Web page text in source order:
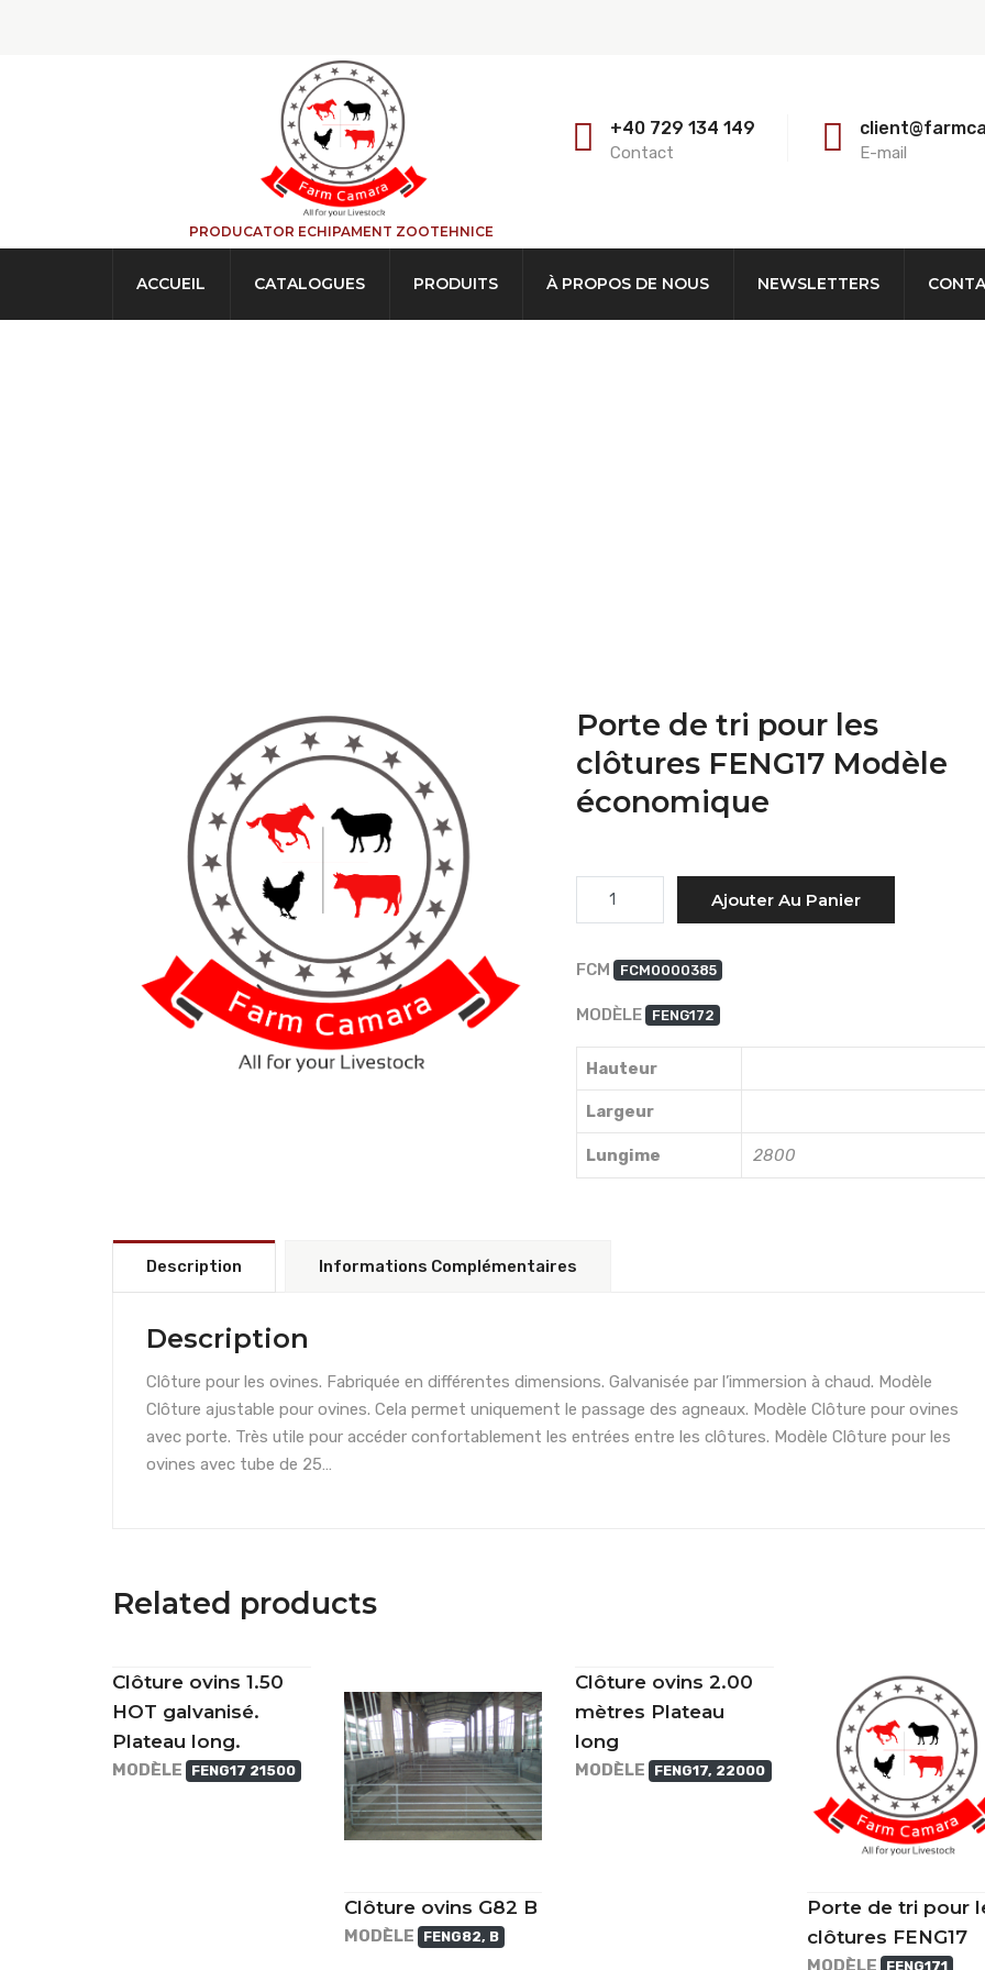
+40 729 134 149
Contact E-mail
PRODUCATOR ECHIPAMENT ZOOTEHNICE
ACCUEIL CATALOGUES PRODUITS À PROPOS DE NOUS NEWSLETTERS
Porte de tri pour les
clôtures FENG17 Modèle
économique
Quantité
Ajouter Au Panier
FCM FCM0000385
MODÈLE FENG172
Hauteur
Largeur
Lungime 2800
Description Informations Complémentaires
Description
Clôture pour les ovines. Fabriquée en différentes dimensions. Galvanisée par l’immersion à chaud. Modèle
Clôture ajustable pour ovines. Cela permet uniquement le passage des agneaux. Modèle Clôture pour ovines
avec porte. Très utile pour accéder confortablement les entrées entre les clôtures. Modèle Clôture pour les
ovines avec tube de 25…
Related products
Clôture ovins 1.50
HOT galvanisé.
Plateau long.
MODÈLE FENG17 21500
Clôture ovins G82 B
MODÈLE FENG82, B
Clôture ovins 2.00
mètres Plateau
long
MODÈLE FENG17, 22000
Porte de tri pour
clôtures FENG17
MODÈLE FENG171